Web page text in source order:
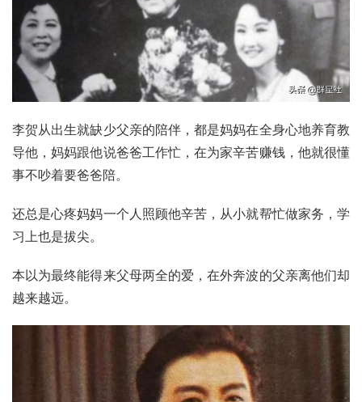
李贺从出生就缺少父亲的陪伴，都是妈妈在全身心地养育教
导他，妈妈跟他说爸爸工作忙，在为家辛苦赚钱，他就很懂
事不吵着要爸爸陪。
还总是心疼妈妈一个人照顾他辛苦，从小就帮忙做家务，学
习上也是拔尖。
本以为最终能得来父母两全的爱，在外奔波的父亲离他们却
越来越远。